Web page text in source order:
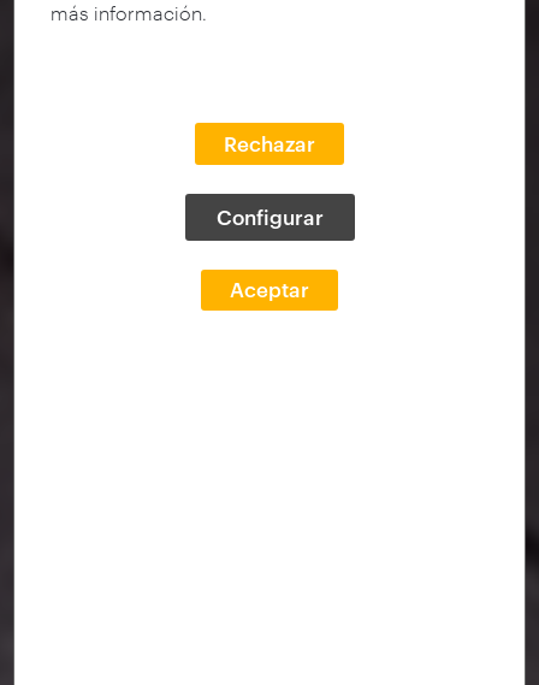
más información.
Rechazar
Configurar
Aceptar